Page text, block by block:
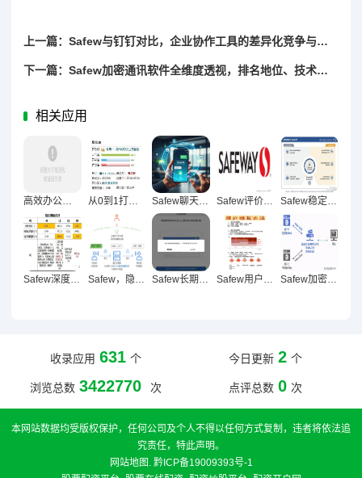
上一篇：Safew与钉钉对比，企业协作工具的差异化竞争与场景化选择
下一篇：Safew加密通讯软件全维度透视，排名地位、技术优势与未来展望
相关应用
高效办公新维度，Safew文件管理技巧全解析 从0到1打造高效社群，Safew群管理技巧全解析 Safew聊天管理技巧，高效沟通新范式打造指南 Safew评价可信度深度揭秘，风险与可靠性全解析 Safew稳定性深度解析，技术架构、性能表现及行业对比全维度剖析
收录应用 631 个 今日更新 2 个
浏览总数 3422770 次 点评总数 0 次
本网站数据均受版权保护，任何公司及个人不得以任何方式复制，违者将依法追
究责任，特此声明。
网站地图 . 黔ICP备19009393号-1